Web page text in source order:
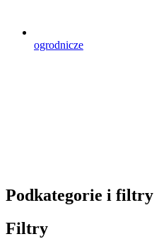
ogrodnicze
Podkategorie i filtry
Filtry